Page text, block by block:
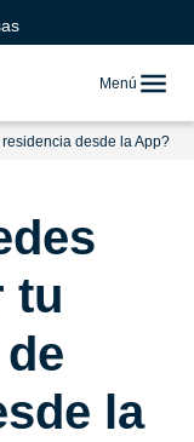
Menú
desde la App?
tu
la